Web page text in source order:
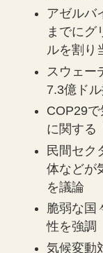
アゼルバ
までにグ
ルを割り
スウェー
7.3億ド
COP29
に関する
民間セク
体などが
を議論
脆弱な国
性を強調
気候変動